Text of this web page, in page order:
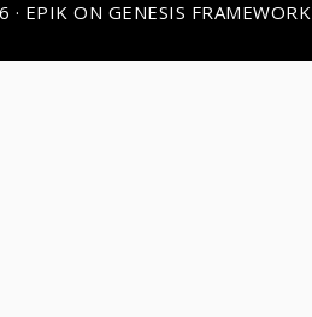
· EPIK ON GENESIS FRAMEWORK